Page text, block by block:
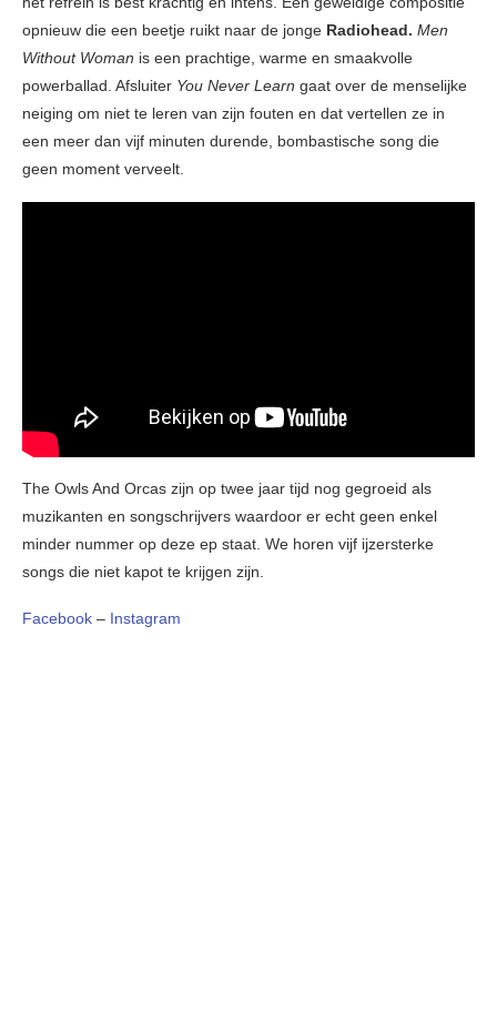
opnieuw die een beetje ruikt naar de jonge Radiohead. Men
Without Woman is een prachtige, warme en smaakvolle
powerballad. Afsluiter You Never Learn gaat over de menselijke
neiging om niet te leren van zijn fouten en dat vertellen ze in
een meer dan vijf minuten durende, bombastische song die
geen moment verveelt.
The Owls And Orcas zijn op twee jaar tijd nog gegroeid als
muzikanten en songschrijvers waardoor er echt geen enkel
minder nummer op deze ep staat. We horen vijf ijzersterke
songs die niet kapot te krijgen zijn.
Facebook – Instagram